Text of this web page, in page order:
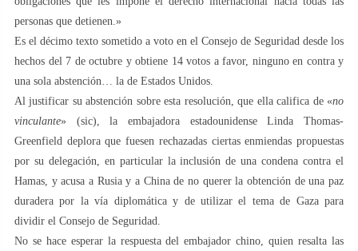
personas que detienen.»
Es el décimo texto sometido a voto en el Consejo de Seguridad desde los
hechos del 7 de octubre y obtiene 14 votos a favor, ninguno en contra y
una sola abstención… la de Estados Unidos.
Al justificar su abstención sobre esta resolución, que ella califica de «no
vinculante» (sic), la embajadora estadounidense Linda Thomas-
Greenfield deplora que fuesen rechazadas ciertas enmiendas propuestas
por su delegación, en particular la inclusión de una condena contra el
Hamas, y acusa a Rusia y a China de no querer la obtención de una paz
duradera por la vía diplomática y de utilizar el tema de Gaza para
dividir el Consejo de Seguridad.
No se hace esperar la respuesta del embajador chino, quien resalta las